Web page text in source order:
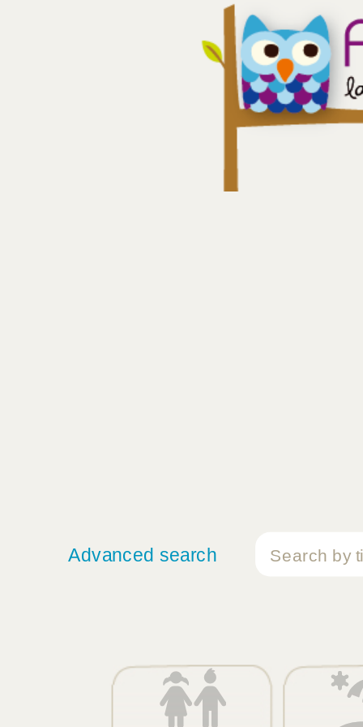
Advanced search